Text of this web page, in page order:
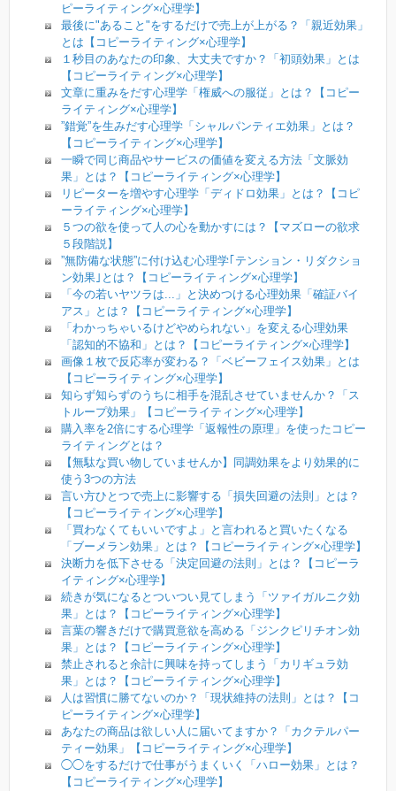
ピーライティング×心理学】
最後に"あること"をするだけで売上が上がる？「親近効果」
とは【コピーライティング×心理学】
１秒目のあなたの印象、大丈夫ですか？「初頭効果」とは
【コピーライティング×心理学】
文章に重みをだす心理学「権威への服従」とは？【コピー
ライティング×心理学】
”錯覚”を生みだす心理学「シャルパンティエ効果」とは？
【コピーライティング×心理学】
一瞬で同じ商品やサービスの価値を変える方法「文脈効
果」とは？【コピーライティング×心理学】
リピーターを増やす心理学「ディドロ効果」とは？【コピ
ーライティング×心理学】
５つの欲を使って人の心を動かすには？【マズローの欲求
５段階説】
”無防備な状態”に付け込む心理学｢テンション・リダクショ
ン効果｣とは？【コピーライティング×心理学】
「今の若いヤツラは...」と決めつける心理効果「確証バイ
アス」とは？【コピーライティング×心理学】
「わかっちゃいるけどやめられない」を変える心理効果
「認知的不協和」とは？【コピーライティング×心理学】
画像１枚で反応率が変わる？「ベビーフェイス効果」とは
【コピーライティング×心理学】
知らず知らずのうちに相手を混乱させていませんか？「ス
トループ効果」【コピーライティング×心理学】
購入率を2倍にする心理学「返報性の原理」を使ったコピー
ライティングとは？
【無駄な買い物していませんか】同調効果をより効果的に
使う3つの方法
言い方ひとつで売上に影響する「損失回避の法則」とは？
【コピーライティング×心理学】
「買わなくてもいいですよ」と言われると買いたくなる
「ブーメラン効果」とは？【コピーライティング×心理学】
決断力を低下させる「決定回避の法則」とは？【コピーラ
イティング×心理学】
続きが気になるとついつい見てしまう「ツァイガルニク効
果」とは？【コピーライティング×心理学】
言葉の響きだけで購買意欲を高める「ジンクピリチオン効
果」とは？【コピーライティング×心理学】
禁止されると余計に興味を持ってしまう「カリギュラ効
果」とは？【コピーライティング×心理学】
人は習慣に勝てないのか？「現状維持の法則」とは？【コ
ピーライティング×心理学】
あなたの商品は欲しい人に届いてますか？「カクテルパー
ティー効果」【コピーライティング×心理学】
◯◯をするだけで仕事がうまくいく「ハロー効果」とは？
【コピーライティング×心理学】